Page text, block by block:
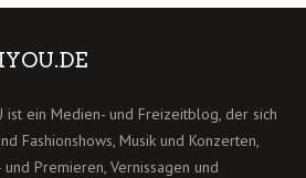
ist ein Medien- und Freizeitblog, der sich
Fashionshows, Musik und Konzerten,
Premieren, Vernissagen und